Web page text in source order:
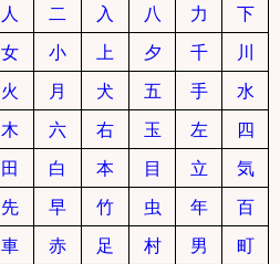
人 二 入 八 力
下
女 小 上 夕 千
川
火 月 犬 五 手
水
木 六 右 玉 左
四
田 白 本 目 立
気
先 早 竹 虫 年
百
車 赤 足 村 男
町